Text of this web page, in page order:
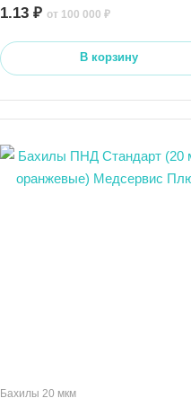
1.13 ₽ от 100 000 ₽
В корзину
Бахилы 20 мкм